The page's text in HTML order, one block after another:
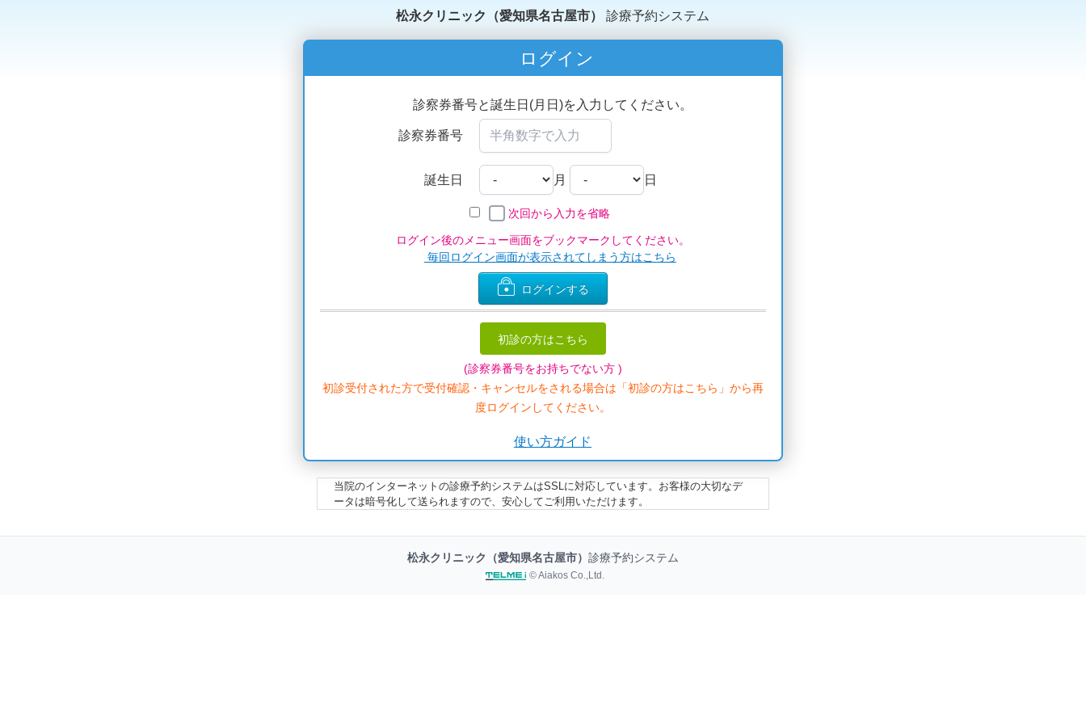
松永クリニック（愛知県名古屋市） 診療予約システム
ログイン
診察券番号と誕生日(月日)を入力してください。
診察券番号
誕生日 月 日
次回から入力を省略
ログイン後のメニュー画面をブックマークしてください。
毎回ログイン画面が表示されてしまう方はこちら
ログインする
初診の方はこちら
(診察券番号をお持ちでない方 )
初診受付された方で受付確認・キャンセルをされる場合は「初診の方はこちら」から再
度ログインしてください。
使い方ガイド
当院のインターネットの診療予約システムはSSLに対応しています。お客様の大切なデ
ータは暗号化して送られますので、安心してご利用いただけます。
松永クリニック（愛知県名古屋市） 診療予約システム
© Aiakos Co.,Ltd.